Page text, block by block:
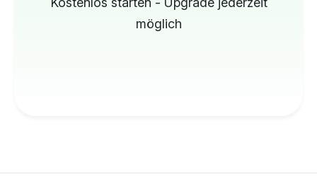
möglich